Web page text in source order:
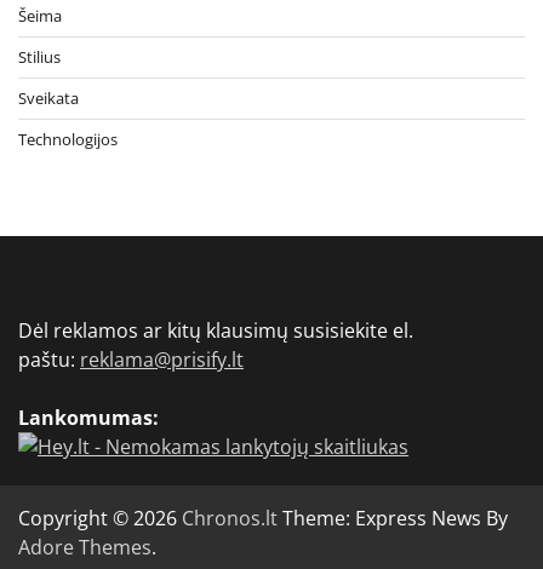
Šeima
Stilius
Sveikata
Technologijos
Dėl reklamos ar kitų klausimų susisiekite el.
paštu: reklama@prisify.lt
Lankomumas:
Copyright © 2026 Chronos.ltTheme: Express News By
Adore Themes.